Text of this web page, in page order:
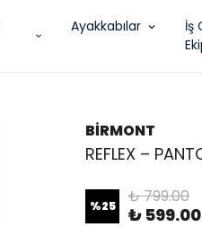
Ayakkabılar
İş
BİRMONT
REFLEX –
%25 ₺ 799.00
₺ 599.00